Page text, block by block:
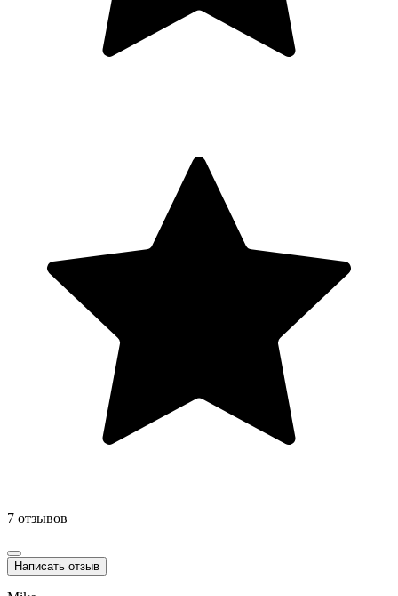
7 отзывов
Написать отзыв